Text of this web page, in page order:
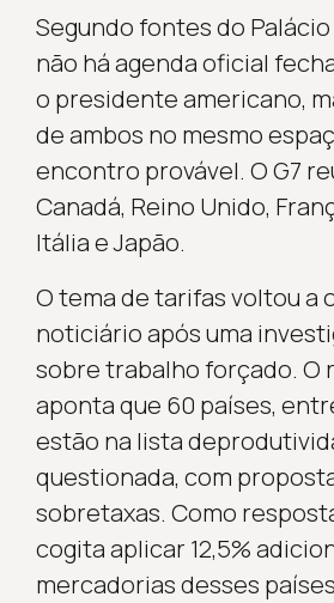
Segundo fontes do
não há agenda oficial
o presidente americano,
de ambos no mesmo
encontro provável. O G7
Canadá, Reino Unido,
Itália e Japão.
O tema de tarifas voltou a
noticiário após uma
sobre trabalho forçado. O
aponta que 60 países,
estão na lista
questionada, com
sobretaxas. Como
cogita aplicar 12,5%
mercadorias desses